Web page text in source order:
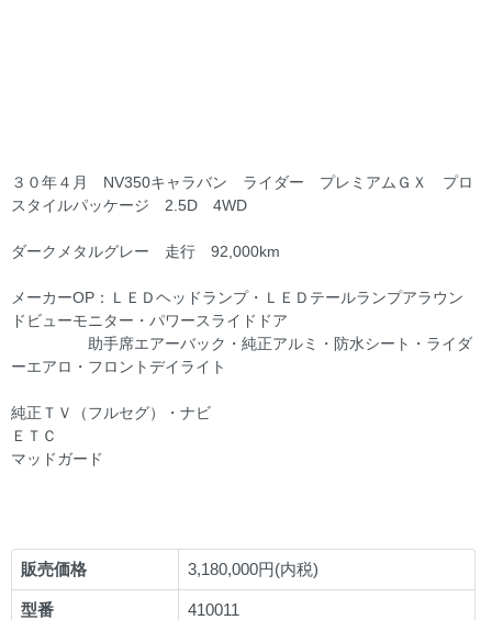
３０年４月 NV350キャラバン ライダー プレミアムＧＸ プロ
スタイルパッケージ 2.5D 4WD
ダークメタルグレー 走行 92,000km
メーカーOP：ＬＥＤヘッドランプ・ＬＥＤテールランプアラウン
ドビューモニター・パワースライドドア
助手席エアーバック・純正アルミ・防水シート・ライダ
ーエアロ・フロントデイライト
純正ＴＶ（フルセグ）・ナビ
ＥＴＣ
マッドガード
販売価格 3,180,000円(内税)
型番 410011